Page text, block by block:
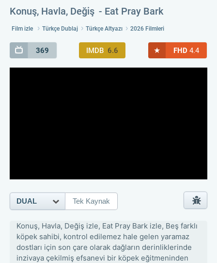
Konuş, Havla, Değiş Eat Pray Bark
Film izle Türkçe Dublaj Türkçe Altyazı 2026 Filmleri
369 IMDB 6.6 ★ FHD 4.4
Konuş, Havla, Değiş izle, Eat Pray Bark izle, Beş farklı
köpek sahibi, kontrol edilemez hale gelen yaramaz
dostları için son çare olarak dağların derinliklerinde
inzivaya çekilmiş efsanevi bir köpek eğitmeninden
DUAL Tek Kaynak